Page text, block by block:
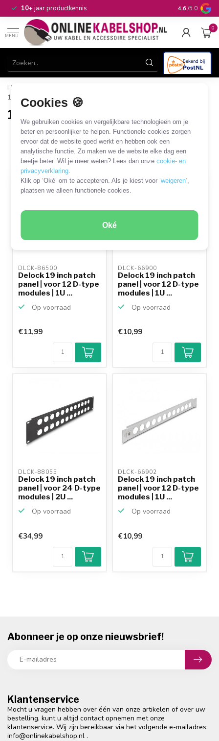
Cookies 🍪
We gebruiken cookies en vergelijkbare technologieën om je
beter en persoonlijker te helpen. Functionele cookies zorgen
ervoor dat de website goed werkt en hebben ook een
analytische functie. Zo maken we de website elke dag een
beetje beter. Wil je meer weten? Lees dan onzecookie- en
privacyverklaring.
Klik op ‘Oké’ om te accepteren. Als je kiest voor‘weigeren’,
plaatsen we alleen functionele cookies.
Oké
10+jaar productkennis 4.6 /5.0
MENU
0
Home
19 inch patch panel
19 inch patch panel
4 PRODUCTEN
Filters SORTEER OP
DLCK-86500
Delock 19 inch patch
panel | voor 12 D-type
modules | 1U ...
Op voorraad
€11,99
DLCK-66900
Delock 19 inch patch
panel | voor 12 D-type
modules | 1U ...
Op voorraad
€10,99
DLCK-88055
Delock 19 inch patch
panel | voor 24 D-type
modules | 2U ...
Op voorraad
€34,99
DLCK-66902
Delock 19 inch patch
panel | voor 12 D-type
modules | 1U ...
Op voorraad
€10,99
Klantenservice
Mocht u vragen hebben over één van onze artikelen of over uw
bestelling, kunt u altijd contact opnemen met onze
klantenservice. Wij zijn bereikbaar via het volgende e-mailadres:
info@onlinekabelshop.nl .
Abonneer je op onze nieuwsbrief!